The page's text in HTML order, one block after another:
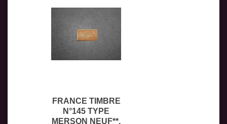
FRANCE TIMBRE
N°145 TYPE
MERSON NEUF**.